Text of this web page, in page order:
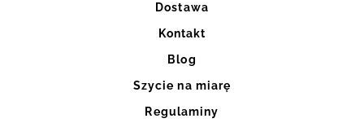
Dostawa
Kontakt
Blog
Szycie na miarę
Regulaminy